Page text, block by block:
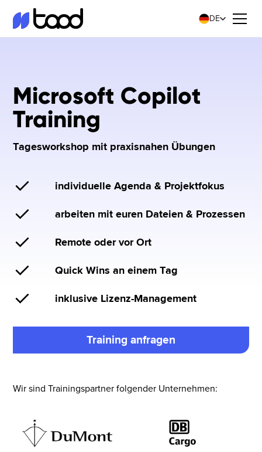
DE
Microsoft Copilot
Training
Tagesworkshop mit praxisnahen Übungen
individuelle Agenda & Projektfokus
arbeiten mit euren Dateien & Prozessen
Remote oder vor Ort
Quick Wins an einem Tag
inklusive Lizenz-Management
Training anfragen
Wir sind Trainingspartner folgender Unternehmen: